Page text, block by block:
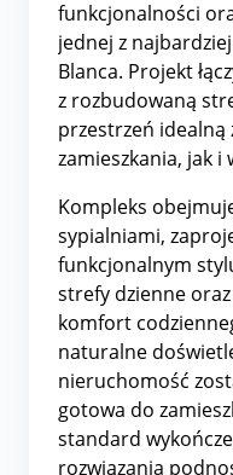
funkcjonalności
jednej z
Blanca. Projekt
z rozbudowaną
przestrzeń idealną
zamieszkania, jak i
Kompleks
sypialniami,
funkcjonalnym
strefy dzienne
komfort
naturalne
nieruchomość
gotowa do
standard
rozwiązania